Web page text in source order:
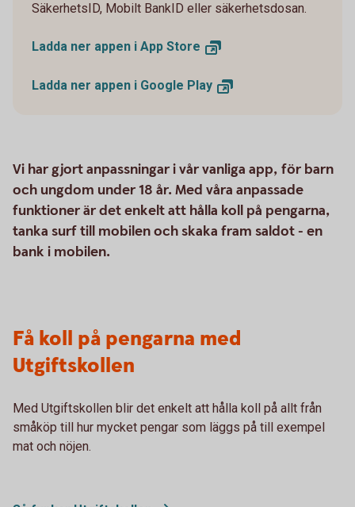
SäkerhetsID, Mobilt BankID eller säkerhetsdosan.
Ladda ner appen i App Store
Ladda ner appen i Google Play
Vi har gjort anpassningar i vår vanliga app, för barn
och ungdom under 18 år. Med våra anpassade
funktioner är det enkelt att hålla koll på pengarna,
tanka surf till mobilen och skaka fram saldot - en
bank i mobilen.
Få koll på pengarna med
Utgiftskollen
Med Utgiftskollen blir det enkelt att hålla koll på allt från
småköp till hur mycket pengar som läggs på till exempel
mat och nöjen.